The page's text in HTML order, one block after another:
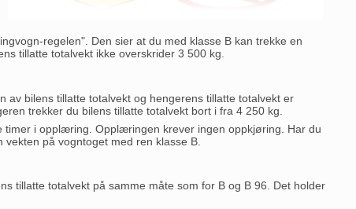
regelen". Den sier at du med klasse B kan trekke en
tillatte totalvekt ikke overskrider 3 500 kg.
bilens tillatte totalvekt og hengerens tillatte totalvekt er
trekker du bilens tillatte totalvekt bort i fra 4 250 kg.
timer i opplæring. Opplæringen krever ingen oppkjøring. Har du
på vogntoget med ren klasse B.
tillatte totalvekt på samme måte som for B og B 96. Det holder